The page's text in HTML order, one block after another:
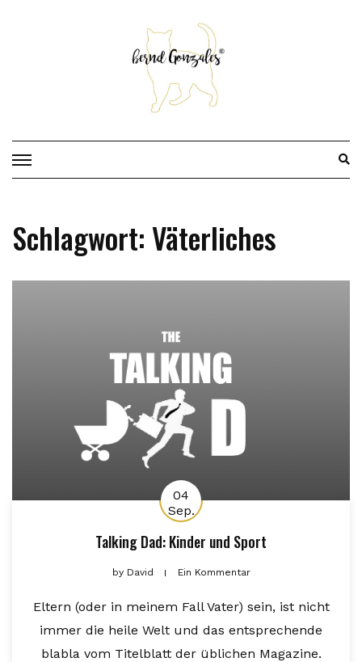
Schlagwort:Väterliches
04
Sep.
Talking Dad: Kinder und Sport
byDavid Ein Kommentar
Eltern (oder in meinem Fall Vater) sein, ist nicht
immer die heile Welt und das entsprechende
blabla vom Titelblatt der üblichen Magazine.